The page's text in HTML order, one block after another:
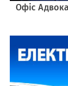
Офіс